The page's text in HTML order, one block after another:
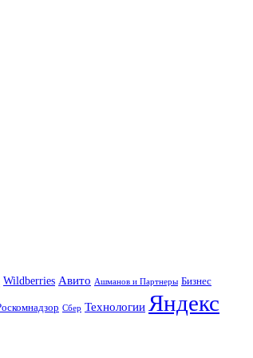
Wildberries Авито Ашманов и Партнеры Бизнес
Сбер Технологии Яндекс